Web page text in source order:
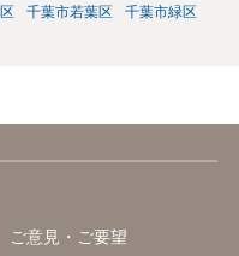
千葉市若葉区
千葉市緑区
ご意見・ご要望